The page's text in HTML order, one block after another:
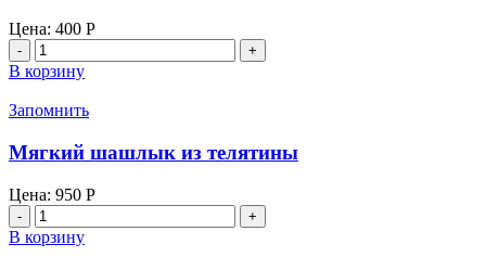
Цена: 400 Р
Количество
товара
Куриная
грудка
В корзину
Запомнить
Мягкий шашлык из телятины
Цена: 950 Р
Количество
товара
Мягкий
В корзину